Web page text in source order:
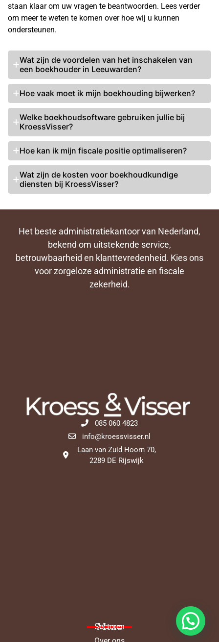
staan klaar om uw vragen te beantwoorden. Lees verder
om meer te weten te komen over hoe wij u kunnen
ondersteunen.
Wat zijn de voordelen van het inschakelen van
een boekhouder in Leeuwarden?
Hoe vaak moet ik mijn boekhouding bijwerken?
Welke boekhoudsoftware gebruiken jullie bij
KroessVisser?
Hoe kan ik mijn fiscale positie optimaliseren?
Wat zijn de kosten voor boekhoudkundige
diensten bij KroessVisser?
Het beste administratiekantoor van Nederland,
bekend om uitstekende service,
betrouwbaarheid en klanttevredenheid. Kies ons
voor zorgeloze administratie en fiscale
zekerheid.
085 060 4823
info@kroessvisser.nl
Laan van Zuid Hoorn 70,
2289 DE Rijswijk
Menu
Sectoren